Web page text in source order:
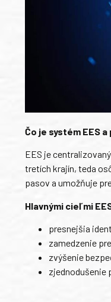
Čo je systém EES
EES je
tretích krajín, teda
pasov a umožňuje
Hlavnými cieľmi
presnejšia
zamedzenie
zvýšenie
zjednodušenie